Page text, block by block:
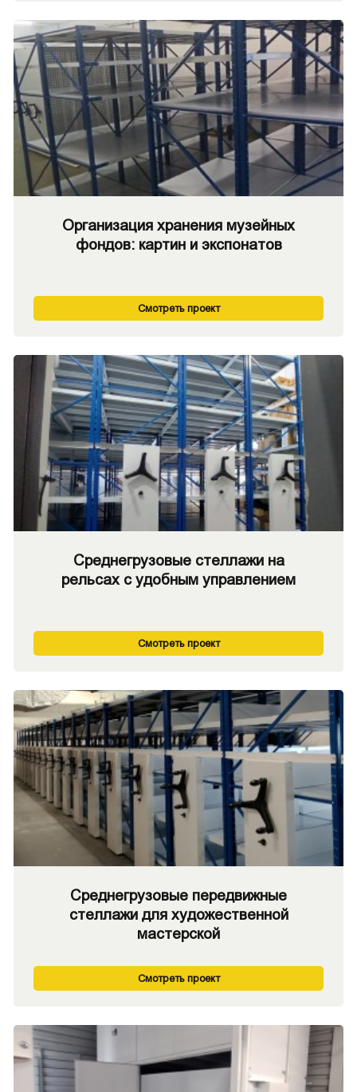
Организация хранения музейных
фондов: картин и экспонатов
Смотреть проект
Среднегрузовые стеллажи на
рельсах с удобным управлением
Смотреть проект
Среднегрузовые передвижные
стеллажи для художественной
мастерской
Смотреть проект